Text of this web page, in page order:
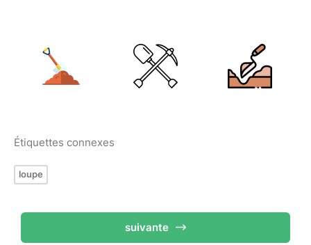
Étiquettes connexes
loupe
suivante